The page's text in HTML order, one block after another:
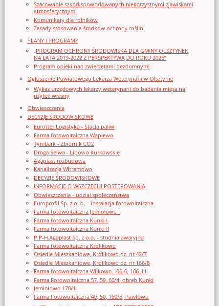
Szacowanie szkód spowodowanych niekorzystnymi zjawiskami
atmosferycznymi
Komunikaty dla rolników
Zasady stosowania środków ochrony roślin
PLANY I PROGRAMY
„PROGRAM OCHRONY ŚRODOWISKA DLA GMINY OLSZTYNEK
NA LATA 2019-2022 Z PERSPEKTYWĄ DO ROKU 2026”
Program opieki nad zwierzętami bezdomnymi
Ogloszenie Powiatowego Lekarza Weterynarii w Olsztynie
Wykaz urzędowych lekarzy weterynarii do badania mięsa na
użytek własny
Obwieszczenia
DECYZJE ŚRODOWISKOWE
Eurotter Logistyka - Stacja paliw
Farma fotowoltaiczna Waplewo
Tymbark - Zbiornik CO2
Droga Selwa - Lipowo Kurkowskie
Agaplast rozbudowa
Kanalizacja Witramowo
DECYZJE ŚRODOWISKOWE
INFORMACJE O WSZCZĘCIU POSTĘPOWANIA
Obwieszczenia - udział społeczeństwa
Europrofil Sp. z o. o. – instalacja fotowoltaiczna
Farma fotowoltaiczna Jemiołowo I
Farma fotowoltaiczna Kunki I
Farma fotowoltaiczna Kunki II
P.P-H.Agaplast Sp. z o.o. - studnia awaryjna
Farma fotowoltaiczna Królikowo
Osiedle Mieszkaniowe, Królikowo dz. nr 42/7
Osiedle Mieszkaniowe, Królikowo dz. nr 166/8
Farma fotowoltaiczna Wilkowo 106-6, 106-11
Farma Fotowoltaiczna 57, 59, 60/4, obręb Kunki
Jemiołowo 170/1
Farma Fotowoltaiczna 49, 50, 160/5, Pawłowo